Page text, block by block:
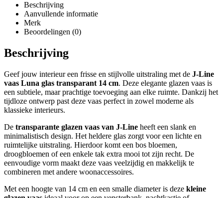
Beschrijving
Aanvullende informatie
Merk
Beoordelingen (0)
Beschrijving
Geef jouw interieur een frisse en stijlvolle uitstraling met de J-Line
vaas Luna glas transparant 14 cm. Deze elegante glazen vaas is
een subtiele, maar prachtige toevoeging aan elke ruimte. Dankzij het
tijdloze ontwerp past deze vaas perfect in zowel moderne als
klassieke interieurs.
De transparante glazen vaas van J-Line heeft een slank en
minimalistisch design. Het heldere glas zorgt voor een lichte en
ruimtelijke uitstraling. Hierdoor komt een bos bloemen,
droogbloemen of een enkele tak extra mooi tot zijn recht. De
eenvoudige vorm maakt deze vaas veelzijdig en makkelijk te
combineren met andere woonaccessoires.
Met een hoogte van 14 cm en een smalle diameter is deze kleine